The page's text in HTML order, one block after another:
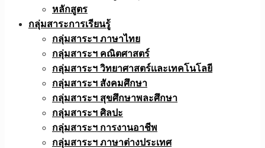
หลักสูตร
กลุ่มสาระการเรียนรู้
กลุ่มสาระฯ ภาษาไทย
กลุ่มสาระฯ คณิตศาสตร์
กลุ่มสาระฯ วิทยาศาสตร์เเละเทคโนโลยี
กลุ่มสาระฯ สังคมศึกษา
กลุ่มสาระฯ สุขศึกษาพละศึกษา
กลุ่มสาระฯ ศิลปะ
กลุ่มสาระฯ การงานอาชีพ
กลุ่มสาระฯ ภาษาต่างประเทศ